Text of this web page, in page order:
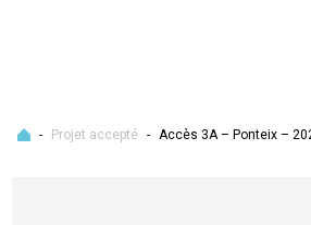
Accueil
- Projet accepté - Accès 3A – Ponteix –